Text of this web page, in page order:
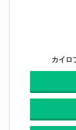
カイロ